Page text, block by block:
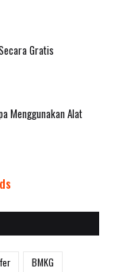
Gratis
Menggunakan Alat
BMKG